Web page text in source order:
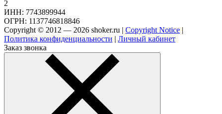
2
ИНН: 7743899944
ОГРН: 1137746818846
Copyright © 2012 — 2026 shoker.ru | Copyright Notice |
Политика конфиденциальности | Личный кабинет
Заказ звонка